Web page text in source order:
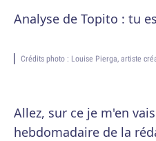
Analyse de Topito : tu
Crédits photo : Louise Pierga, artiste
Allez, sur ce je m'en
hebdomadaire de la